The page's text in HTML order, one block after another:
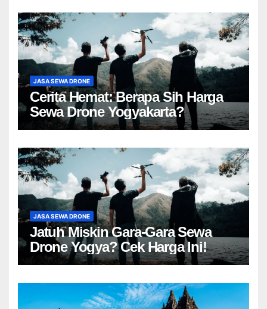
JASA SEWA DRONE
Cerita Hemat: Berapa Sih Harga
Sewa Drone Yogyakarta?
JASA SEWA DRONE
Jatuh Miskin Gara-Gara Sewa
Drone Yogya? Cek Harga Ini!